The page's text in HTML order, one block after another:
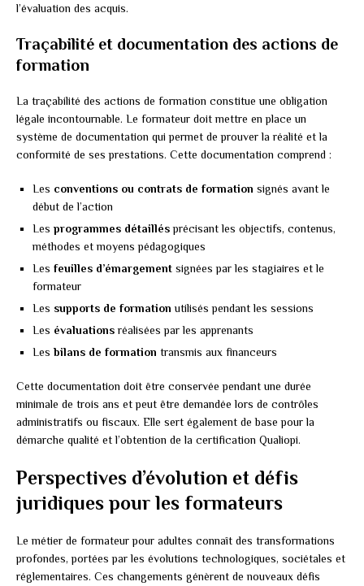
l’évaluation des acquis.
Traçabilité et documentation des actions de
formation
La traçabilité des actions de formation constitue une obligation
légale incontournable. Le formateur doit mettre en place un
système de documentation qui permet de prouver la réalité et la
conformité de ses prestations. Cette documentation comprend :
Les conventions ou contrats de formation signés avant le
début de l’action
Les programmes détaillésprécisant les objectifs, contenus,
méthodes et moyens pédagogiques
Les feuilles d’émargement signées par les stagiaires et le
formateur
Les supports de formation utilisés pendant les sessions
Les évaluationsréalisées par les apprenants
Lesbilans de formation transmis aux financeurs
Cette documentation doit être conservée pendant une durée
minimale de trois ans et peut être demandée lors de contrôles
administratifs ou fiscaux. Elle sert également de base pour la
démarche qualité et l’obtention de la certification Qualiopi.
Perspectives d’évolution et défis
juridiques pour les formateurs
Le métier de formateur pour adultes connaît des transformations
profondes, portées par les évolutions technologiques, sociétales et
réglementaires. Ces changements génèrent de nouveaux défis